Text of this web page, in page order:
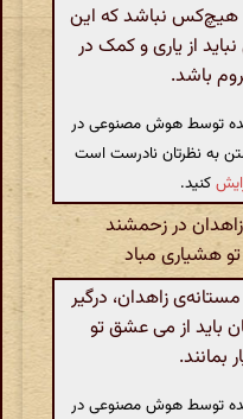
هیچ‌کس نباشد که این
از یاری و کمک در
باشد.
شده توسط هوش مصنوعی در
متن به نظرتان نادرست است
کنید.
در زحمشند
هشیاری مباد
زاهدان، درگیر
باید از می عشق تو
بمانند.
شده توسط هوش مصنوعی در